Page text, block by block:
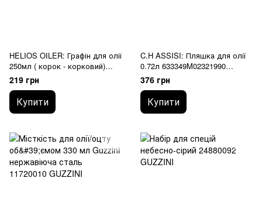
HELIOS OILER: Графін для олії
250мл ( корок - корковий)
626790M04321990 BORMIOLI
ROCCO
219 грн
Купити
C.H ASSISI: Пляшка для олії
0.72л 633349M02321990
BORMIOLI ROCCO
376 грн
Купити